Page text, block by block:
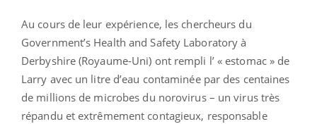
Au cours de leur expérience, les chercheurs du
Government’s Health and Safety Laboratory à
Derbyshire (Royaume-Uni) ont rempli l’ « estomac » de
Larry avec un litre d’eau contaminée par des centaines
de millions de microbes du norovirus – un virus très
répandu et extrêmement contagieux, responsable